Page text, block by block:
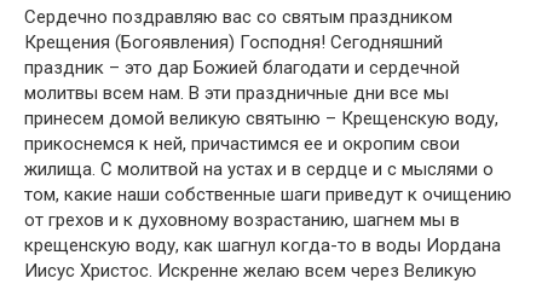
Сердечно поздравляю вас со святым праздником
Крещения (Богоявления) Господня! Сегодняшний
праздник – это дар Божией благодати и сердечной
молитвы всем нам. В эти праздничные дни все мы
принесем домой великую святыню – Крещенскую воду,
прикоснемся к ней, причастимся ее и окропим свои
жилища. С молитвой на устах и в сердце и с мыслями о
том, какие наши собственные шаги приведут к очищению
от грехов и к духовному возрастанию, шагнем мы в
крещенскую воду, как шагнул когда-то в воды Иордана
Иисус Христос. Искренне желаю всем через Великую